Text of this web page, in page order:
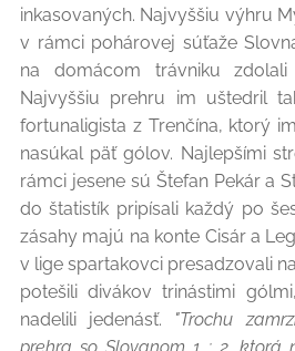
inkasovaných. Najvyššiu výhru
v rámci pohárovej súťaže
na domácom trávniku
Najvyššiu prehru im uštedril
fortunaligista z Trenčína, ktorý
nasúkal päť gólov. Najlepšími
rámci jesene sú Štefan Pekár a
do štatistík pripísali každý po
zásahy majú na konte Cisár a
v lige spartakovci presadzovali
potešili divákov trinástimi
nadelili jedenásť. "Trochu